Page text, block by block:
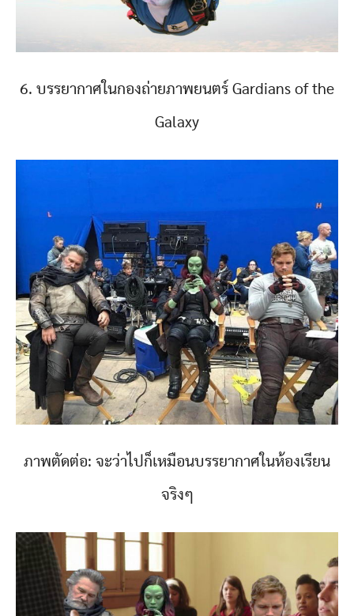
6. บรรยากาศในกองถ่ายภาพยนตร์ Gardians of the
Galaxy
ภาพตัดต่อ: จะว่าไปก็เหมือนบรรยากาศในห้องเรียน
จริงๆ